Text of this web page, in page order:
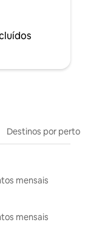
Destinos por perto
mensais
mensais